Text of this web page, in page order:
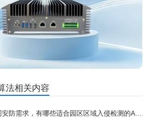
法相关内容
安防需求，有哪些适合园区区域入侵检测的AI